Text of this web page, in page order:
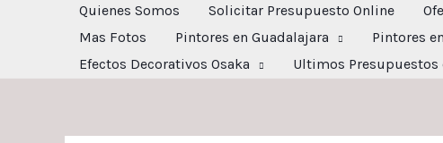
Quienes Somos
Solicitar Presupuesto Online
Mas Fotos
Pintores en Guadalajara Pintores
Efectos Decorativos Osaka
Ultimos